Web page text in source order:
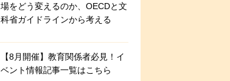
場をどう変えるのか、OECDと文
科省ガイドラインから考える
【8月開催】教育関係者必見！イ
ベント情報記事一覧はこちら